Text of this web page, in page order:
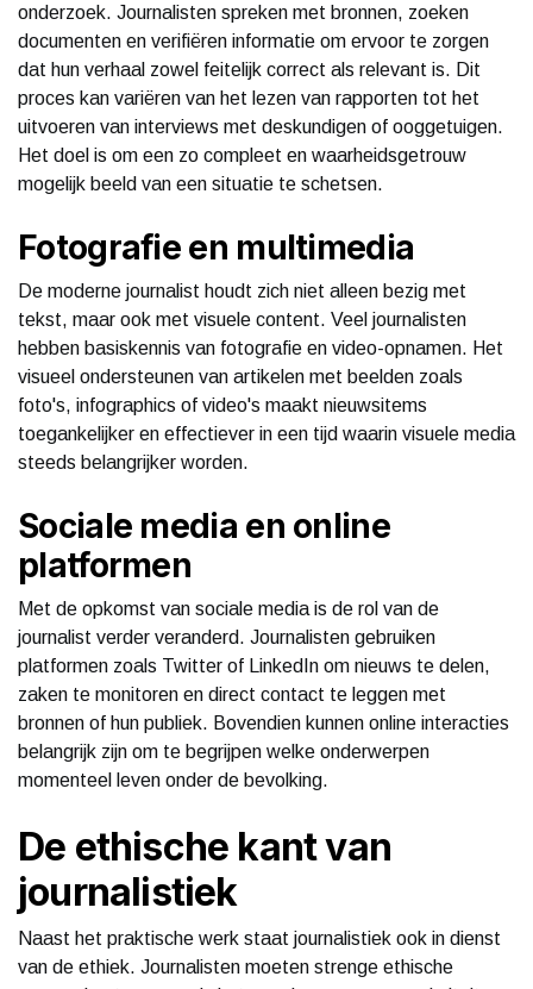
onderzoek. Journalisten spreken met bronnen, zoeken
documenten en verifiëren informatie om ervoor te zorgen
dat hun verhaal zowel feitelijk correct als relevant is. Dit
proces kan variëren van het lezen van rapporten tot het
uitvoeren van interviews met deskundigen of ooggetuigen.
Het doel is om een zo compleet en waarheidsgetrouw
mogelijk beeld van een situatie te schetsen.
Fotografie en multimedia
De moderne journalist houdt zich niet alleen bezig met
tekst, maar ook met visuele content. Veel journalisten
hebben basiskennis van fotografie en video-opnamen. Het
visueel ondersteunen van artikelen met beelden zoals
foto's, infographics of video's maakt nieuwsitems
toegankelijker en effectiever in een tijd waarin visuele media
steeds belangrijker worden.
Sociale media en online
platformen
Met de opkomst van sociale media is de rol van de
journalist verder veranderd. Journalisten gebruiken
platformen zoals Twitter of LinkedIn om nieuws te delen,
zaken te monitoren en direct contact te leggen met
bronnen of hun publiek. Bovendien kunnen online interacties
belangrijk zijn om te begrijpen welke onderwerpen
momenteel leven onder de bevolking.
De ethische kant van
journalistiek
Naast het praktische werk staat journalistiek ook in dienst
van de ethiek. Journalisten moeten strenge ethische